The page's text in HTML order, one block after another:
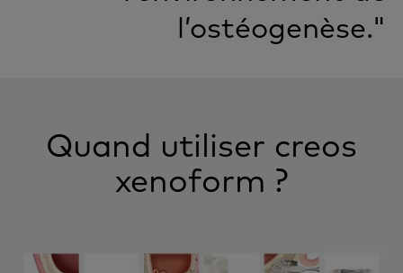
l’ostéogenèse."
Quand utiliser creos
xenoform ?